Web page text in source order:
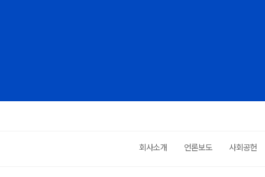
회사소개 언론보도 사회공헌